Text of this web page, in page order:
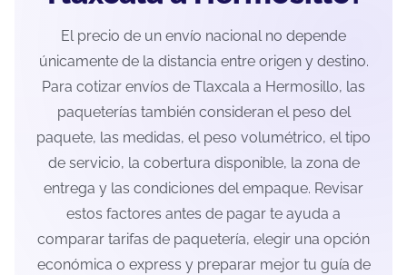
El precio de un envío nacional no depende
únicamente de la distancia entre origen y destino.
Para cotizar envíos de Tlaxcala a Hermosillo, las
paqueterías también consideran el peso del
paquete, las medidas, el peso volumétrico, el tipo
de servicio, la cobertura disponible, la zona de
entrega y las condiciones del empaque. Revisar
estos factores antes de pagar te ayuda a
comparar tarifas de paquetería, elegir una opción
económica o express y preparar mejor tu guía de